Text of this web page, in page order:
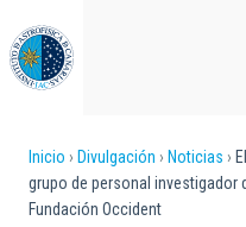
al
contenido
principal
Sobrescribir
enlaces
Inicio Divulgación Noticias
grupo de personal investigador
Fundación Occident